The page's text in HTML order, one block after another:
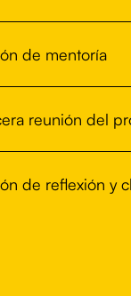
de mentoría
reunión del
de reflexión y